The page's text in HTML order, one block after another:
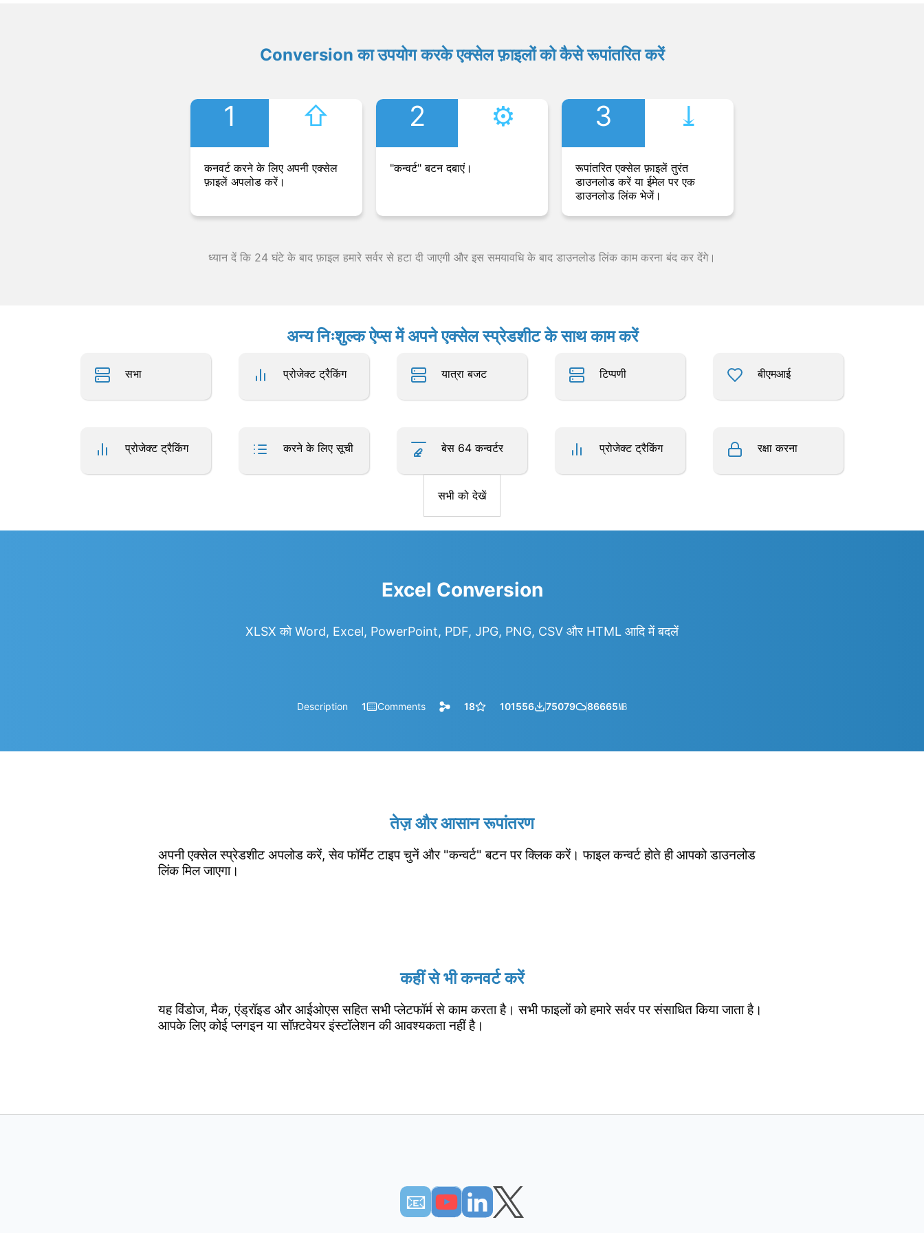
Conversion का उपयोग करके एक्सेल फ़ाइलों को कैसे रूपांतरित करें
1 ⇧︎
कनवर्ट करने के लिए अपनी एक्सेल
फ़ाइलें अपलोड करें।
2 ⚙︎
"कन्वर्ट" बटन दबाएं।
3 ⤓︎
रूपांतरित एक्सेल फ़ाइलें तुरंत
डाउनलोड करें या ईमेल पर एक
डाउनलोड लिंक भेजें।
ध्यान दें कि 24 घंटे के बाद फ़ाइल हमारे सर्वर से हटा दी जाएगी और इस समयावधि के बाद डाउनलोड लिंक काम करना बंद कर देंगे।
अन्य निःशुल्क ऐप्स में अपने एक्सेल स्प्रेडशीट के साथ काम करें
सभा प्रोजेक्ट ट्रैकिंग यात्रा बजट टिप्पणी बीएमआई
प्रोजेक्ट ट्रैकिंग करने के लिए सूची बेस 64 कन्वर्टर प्रोजेक्ट ट्रैकिंग रक्षा करना
सभी को देखें
Excel Conversion
XLSX को Word, Excel, PowerPoint, PDF, JPG, PNG, CSV और HTML आदि में बदलें
Description 1 Comments 18 101556 75079 86665㎆︎
तेज़ और आसान रूपांतरण
अपनी एक्सेल स्प्रेडशीट अपलोड करें, सेव फॉर्मेट टाइप चुनें और "कन्वर्ट" बटन पर क्लिक करें। फाइल कन्वर्ट होते ही आपको डाउनलोड
लिंक मिल जाएगा।
कहीं से भी कनवर्ट करें
यह विंडोज, मैक, एंड्रॉइड और आईओएस सहित सभी प्लेटफॉर्म से काम करता है। सभी फाइलों को हमारे सर्वर पर संसाधित किया जाता है।
आपके लिए कोई प्लगइन या सॉफ़्टवेयर इंस्टॉलेशन की आवश्यकता नहीं है।
📧︎